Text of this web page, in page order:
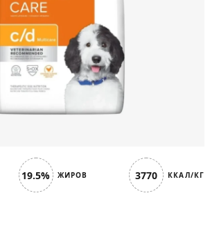
19.5% ЖИРОВ 3770 ККАЛ/КГ